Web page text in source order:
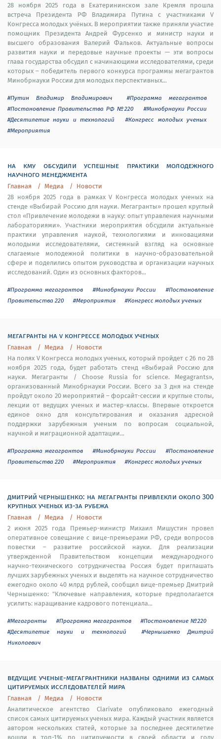
28 ноября 2025 года в Екатерининском зале Кремля прошла
встреча Президента РФ Владимира Путина с участниками V
Конгресса молодых учёных. В мероприятии также приняли участие
помощник Президента Андрей Фурсенко и министр науки и
высшего образования Валерий Фальков. Актуальные вопросы
развития науки и передовые научные проекты — эти вопросы
глава государства обсудил с начинающими исследователями, среди
которых – победитель первого конкурса программы мегагрантов
Минобрнауки России для молодых перспективных...
#Путин Владимир Владимирович
#Программа мегагрантов
#Постановление Правительства РФ №220
#Минобрнауки России
#Десятилетие науки и технологий
#Конгресс молодых ученых
#Мероприятия
на кму обсудили успешные практики молодежного
научного менеджмента
Главная Медиа
Новости
28 ноября 2025 года в рамках V Конгресса молодых ученых на
стенде «Выбирай Россию для науки. Мегагранты» прошел круглый
стол «Привлечение молодежи в науку: опыт управления научными
лабораториями». Участники мероприятия обсудили актуальные
практики управления наукой, технологиями и инновациями
молодыми исследователями, системный взгляд на основные
слагаемые молодежной политики в научно-образовательной
сфере и поделились опытом руководства и организации научных
исследований. Один из основных факторов...
#Программа мегагрантов #Минобрнауки России
#Постановление
Правительства 220
#Мероприятия #Конгресс молодых ученых
мегагранты на v конгрессе молодых ученых
Главная Медиа
Новости
На полях V Конгресса молодых ученых, который пройдет с 26 по 28
ноября 2025 года, будет работать стенд «Выбирай Россию для
науки. Мегагранты / Choose Russia for science. Megagrants»,
организованный Минобрнауки России. Всего за 3 дня на стенде
пройдут около 20 мероприятий – форсайт-сессии и круглые столы,
лекции от ведущих ученых и мастер-классы. Впервые откроется
единое окно для консультирования и оказания адресной
поддержки зарубежным ученым по вопросам социальной,
научной и миграционной адаптации...
#Программа мегагрантов #Минобрнауки России
#Постановление
Правительства 220
#Мероприятия #Конгресс молодых ученых
дмитрий чернышенко: на мегагранты привлекли около 300
крупных ученых из-за рубежа
Главная Медиа
Новости
2 июня 2025 года Премьер-министр Михаил Мишустин провел
оперативное совещание с вице-премьерами РФ, среди вопросов
повестки – развитие российской науки. Для реализации
утвержденной Правительством концепции международного
научно-технического сотрудничества Россия будет приглашать
лучших зарубежных ученых и выделять на научное сотрудничество
ежегодно около 40 млрд рублей, сообщил вице-премьер Дмитрий
Чернышенко: "Ключевые направления, которые предполагается
усилить: наращивание кадрового потенциала...
#Мегагранты #Программа мегагрантов
#Постановление №220
#Десятилетие науки и технологий
#Чернышенко Дмитрий
Николаевич
ведущие ученые-мегагрантники названы одними из самых
цитируемых исследователей мира
Главная Медиа
Новости
Аналитическое агентство Clarivate опубликовало ежегодный
список самых цитируемых ученых мира. Каждый участник является
автором нескольких статей, которые за последнее десятилетие